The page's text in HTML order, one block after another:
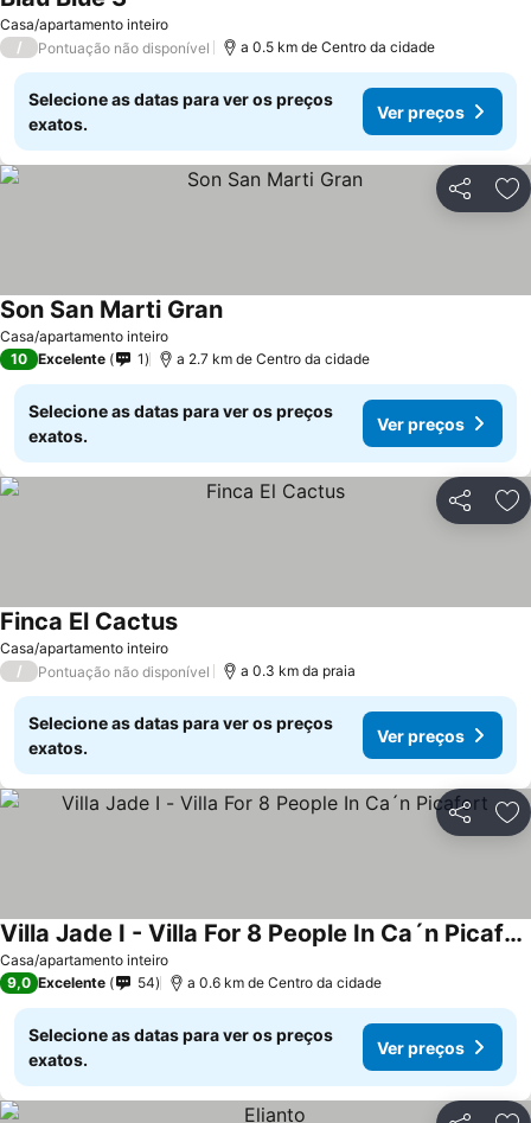
Casa/apartamento inteiro
/ Pontuação não disponível a 0.5 km de Centro da cidade
Selecione as datas para ver os preços
exatos.
Ver preços
Partilhar
Casa/apartamento inteiro
Son San Marti GranVer preços
10 Excelente 1 a 2.7 km de Centro da cidade
Selecione as datas para ver os preços
exatos.
Ver preços
Partilhar
Casa/apartamento inteiro
Finca El CactusVer preços
/ Pontuação não disponível a 0.3 km da praia
Selecione as datas para ver os preços
exatos.
Ver preços
Partilhar
Casa/apartamento inteiro
Villa Jade I - Villa For 8 People In Ca´n Picafort
Ver preços
9,0 Excelente 54 a 0.6 km de Centro da cidade
Selecione as datas para ver os preços
exatos.
Ver preços